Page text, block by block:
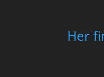
Her